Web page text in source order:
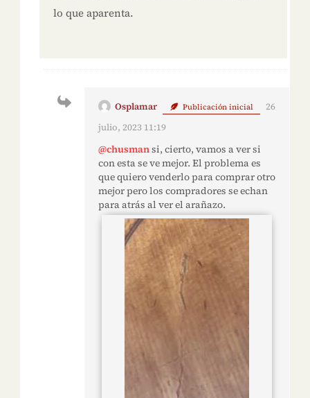
lo que aparenta.
Osplamar Publicación inicial
26
julio, 2023 11:19
@chusmansi, cierto, vamos a ver si
con esta se ve mejor. El problema es
que quiero venderlo para comprar otro
mejor pero los compradores se echan
para atrás al ver el arañazo.